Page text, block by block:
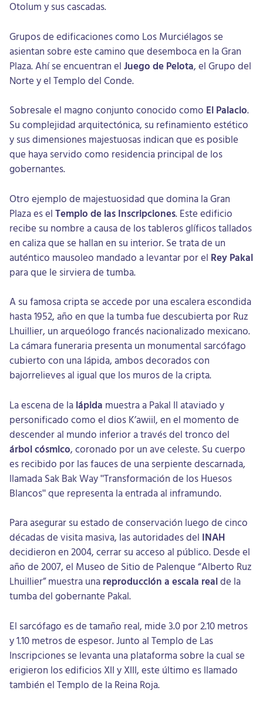
Otolum y sus cascadas.
Grupos de edificaciones como Los Murciélagos se
asientan sobre este camino que desemboca en la Gran
Plaza. Ahí se encuentran el Juego de Pelota, el Grupo del
Norte y el Templo del Conde.
Sobresale el magno conjunto conocido como El Palacio.
Su complejidad arquitectónica, su refinamiento estético
y sus dimensiones majestuosas indican que es posible
que haya servido como residencia principal de los
gobernantes.
Otro ejemplo de majestuosidad que domina la Gran
Plaza es el Templo de las Inscripciones. Este edificio
recibe su nombre a causa de los tableros glíficos tallados
en caliza que se hallan en su interior. Se trata de un
auténtico mausoleo mandado a levantar por el Rey Pakal
para que le sirviera de tumba.
A su famosa cripta se accede por una escalera escondida
hasta 1952, año en que la tumba fue descubierta por Ruz
Lhuillier, un arqueólogo francés nacionalizado mexicano.
La cámara funeraria presenta un monumental sarcófago
cubierto con una lápida, ambos decorados con
bajorrelieves al igual que los muros de la cripta.
La escena de la lápida muestra a Pakal II ataviado y
personificado como el dios K’awiil, en el momento de
descender al mundo inferior a través del tronco del
árbol cósmico, coronado por un ave celeste. Su cuerpo
es recibido por las fauces de una serpiente descarnada,
llamada Sak Bak Way "Transformación de los Huesos
Blancos" que representa la entrada al inframundo.
Para asegurar su estado de conservación luego de cinco
décadas de visita masiva, las autoridades del INAH
decidieron en 2004, cerrar su acceso al público. Desde el
año de 2007, el Museo de Sitio de Palenque “Alberto Ruz
Lhuillier” muestra una reproducción a escala realde la
tumba del gobernante Pakal.
El sarcófago es de tamaño real, mide 3.0 por 2.10 metros
y 1.10 metros de espesor. Junto al Templo de Las
Inscripciones se levanta una plataforma sobre la cual se
erigieron los edificios XII y XIII, este último es llamado
también el Templo de la Reina Roja.